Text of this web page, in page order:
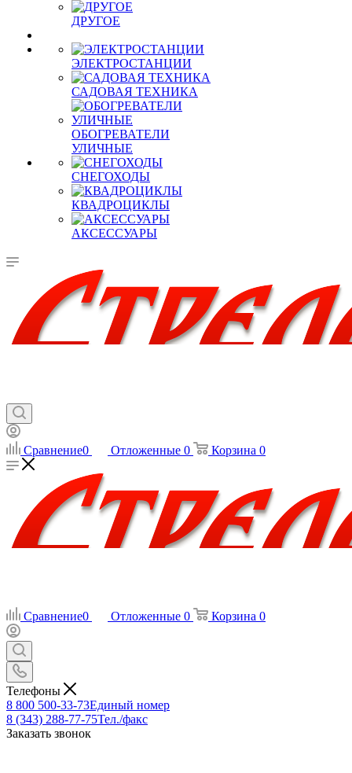
ДРУГОЕ
ЭЛЕКТРОСТАНЦИИ
САДОВАЯ ТЕХНИКА
ОБОГРЕВАТЕЛИ
УЛИЧНЫЕ
СНЕГОХОДЫ
КВАДРОЦИКЛЫ
АКСЕССУАРЫ
Сравнение0 Отложенные 0 Корзина 0
Сравнение0 Отложенные 0 Корзина 0
Телефоны
8 800 500-33-73Единый номер
8 (343) 288-77-75Тел./факс
Заказать звонок